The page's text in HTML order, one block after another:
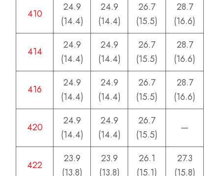
410
24.9
(14.4)
24.9
(14.4)
26.7
(15.5)
28.7
(16.6)
414
24.9
(14.4)
24.9
(14.4)
26.7
(15.5)
28.7
(16.6)
416
24.9
(14.4)
24.9
(14.4)
26.7
(15.5)
28.7
(16.6)
420
24.9
(14.4)
24.9
(14.4)
26.7
(15.5)
—
422
23.9
(13.8)
23.9
(13.8)
26.1
(15.1)
27.3
(15.8)